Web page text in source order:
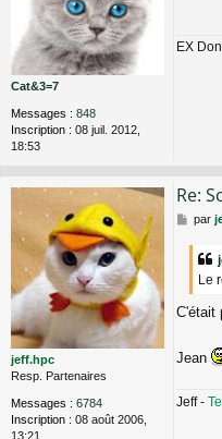
Cat&3=7
Messages : 848
Inscription : 08 juil. 2012,
18:53
e
EX
jeff.hpc
Resp. Partenaires
Messages : 6784
Inscription : 08 août 2006,
13:21
Re:
M
e
par
Le
C'était
Jean
Jeff -